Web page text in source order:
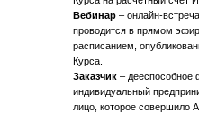
Вебинар – онлайн-
проводится в прямом
расписанием,
Курса.
Заказчик – дееспособное
индивидуальный
лицо, которое совершило